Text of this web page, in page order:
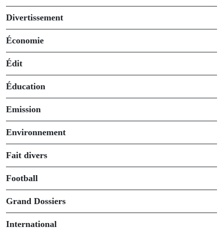
Divertissement
Économie
Édit
Éducation
Emission
Environnement
Fait divers
Football
Grand Dossiers
International